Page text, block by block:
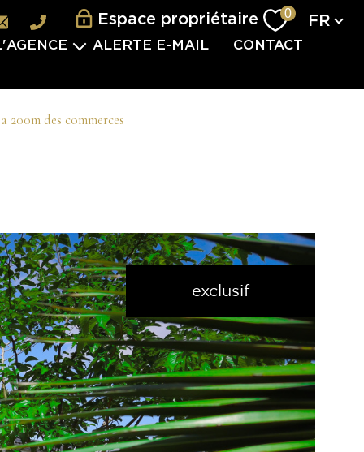
Espace propriétaire 0 FR
SERVICES
REJOINDRE
ALERTE E-MAIL CONTACT
200m des commerces
exclusif